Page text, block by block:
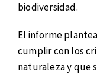
biodiversidad.
El informe
cumplir con los
naturaleza y que